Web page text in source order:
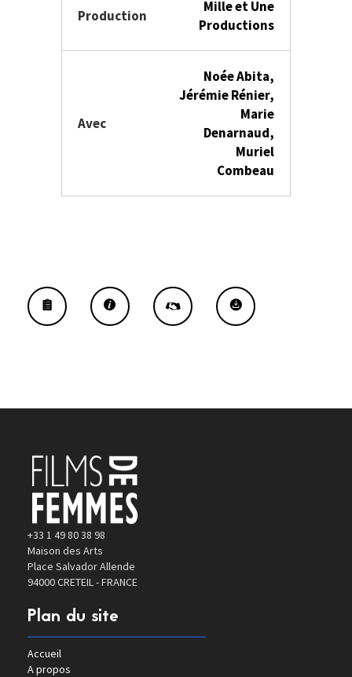
Production
Mille et Une
Productions
Avec
Noée Abita,
Jérémie Rénier,
Marie
Denarnaud,
Muriel
Combeau
+33 1 49 80 38 98
Maison des Arts
Place Salvador Allende
94000 CRETEIL - FRANCE
Plan du site
Accueil
A propos